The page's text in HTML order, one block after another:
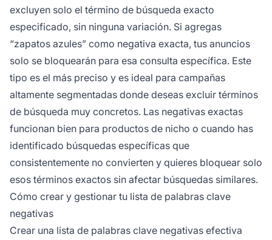
excluyen solo el término de búsqueda exacto
especificado, sin ninguna variación. Si agregas
“zapatos azules” como negativa exacta, tus anuncios
solo se bloquearán para esa consulta específica. Este
tipo es el más preciso y es ideal para campañas
altamente segmentadas donde deseas excluir términos
de búsqueda muy concretos. Las negativas exactas
funcionan bien para productos de nicho o cuando has
identificado búsquedas específicas que
consistentemente no convierten y quieres bloquear solo
esos términos exactos sin afectar búsquedas similares.
Cómo crear y gestionar tu lista de palabras clave
negativas
Crear una lista de palabras clave negativas efectiva